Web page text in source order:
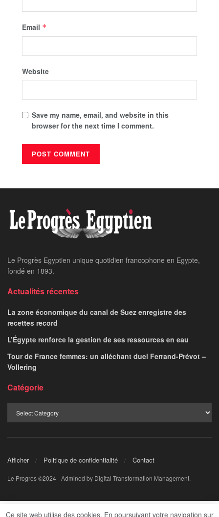
Email *
Website
Save my name, email, and website in this
browser for the next time I comment.
Le Progrès Egyptien unique quotidien francophone en Egypte,
fondé en 1893.
Actualités récentes
La zone économique du canal de Suez enregistre des
recettes record
L’Égypte renforce la gestion de ses ressources en eau
Tour de France femmes: un alléchant duel Ferrand-Prévot –
Vollering
Catégorie
Afficher Politique de confidentialité Contact
Le Progres ©2024 - Admined by Digital Transformation Management.
Ce site web utilise des cookies. En poursuivant votre navigation sur